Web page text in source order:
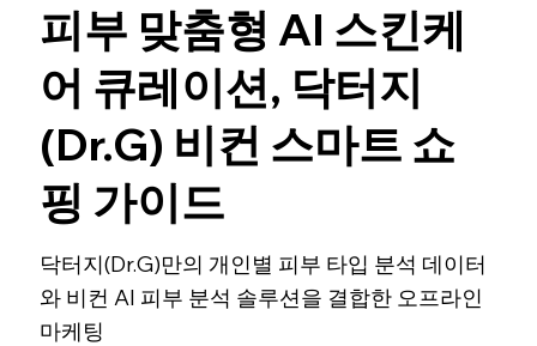
피부 맞춤형 AI 스킨케
어 큐레이션, 닥터지
(Dr.G) 비컨 스마트 쇼
핑 가이드
닥터지(Dr.G)만의 개인별 피부 타입 분석 데이터
와 비컨 AI 피부 분석 솔루션을 결합한 오프라인
마케팅